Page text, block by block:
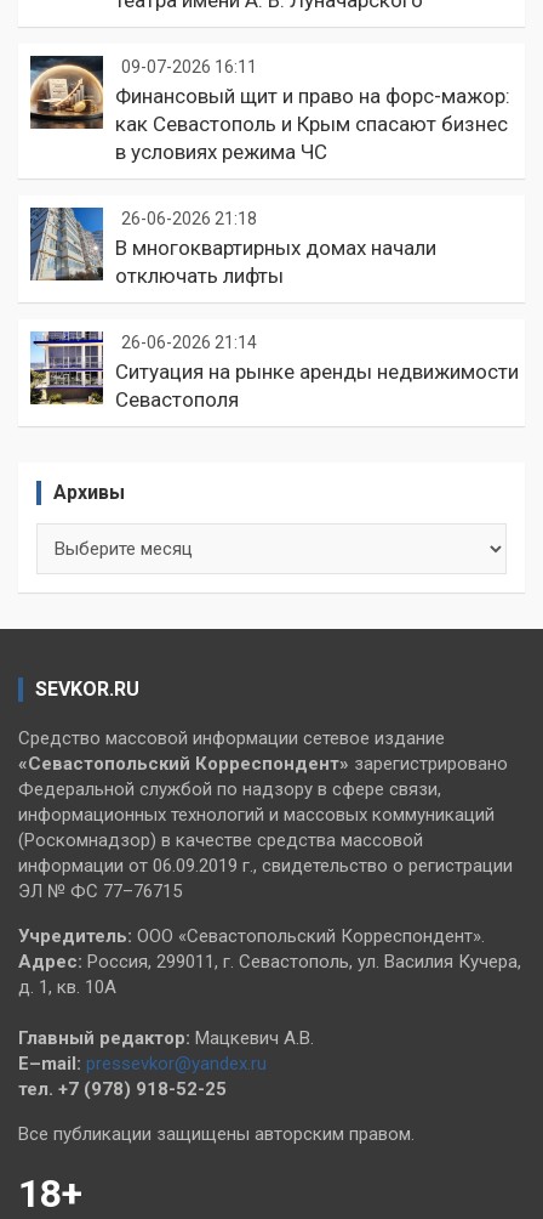
09-07-2026 16:11
Финансовый щит и право на форс-мажор:
как Севастополь и Крым спасают бизнес
в условиях режима ЧС
26-06-2026 21:18
В многоквартирных домах начали
отключать лифты
26-06-2026 21:14
Ситуация на рынке аренды недвижимости
Севастополя
Архивы
SEVKOR.RU
Средство массовой информации сетевое издание
«Севастопольский Корреспондент» зарегистрировано
Федеральной службой по надзору в сфере связи,
информационных технологий и массовых коммуникаций
(Роскомнадзор) в качестве средства массовой
информации от 06.09.2019 г., свидетельство о регистрации
ЭЛ № ФС 77–76715
Учредитель: ООО «Севастопольский Корреспондент».
Адрес: Россия, 299011, г. Севастополь, ул. Василия Кучера,
д. 1, кв. 10А
Главный редактор: Мацкевич А.В.
E–mail: pressevkor@yandex.ru
тел. +7 (978) 918-52-25
Все публикации защищены авторским правом.
18+